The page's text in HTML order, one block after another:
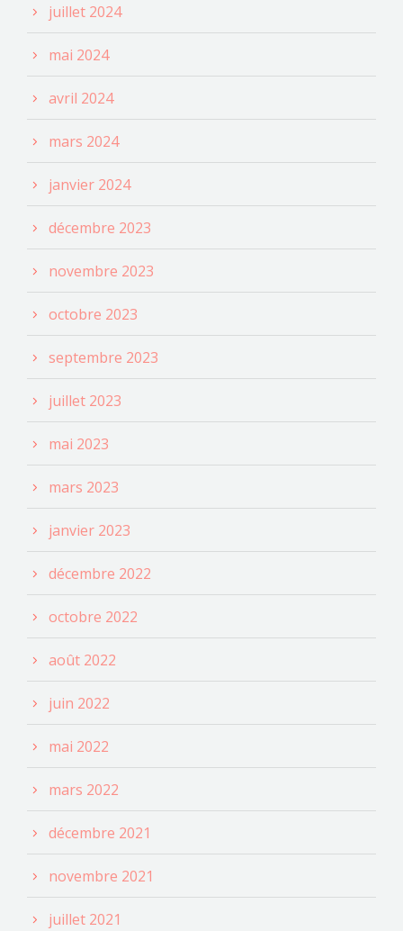
juillet 2024
mai 2024
avril 2024
mars 2024
janvier 2024
décembre 2023
novembre 2023
octobre 2023
septembre 2023
juillet 2023
mai 2023
mars 2023
janvier 2023
décembre 2022
octobre 2022
août 2022
juin 2022
mai 2022
mars 2022
décembre 2021
novembre 2021
juillet 2021